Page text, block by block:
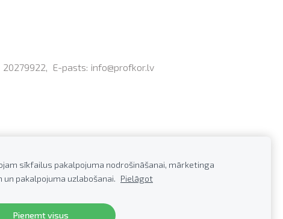
20279922, E-pasts: info@profkor.lv
sīkfailus pakalpojuma nodrošināšanai, mārketinga
un pakalpojuma uzlabošanai. Pielāgot
Pieņemt visus